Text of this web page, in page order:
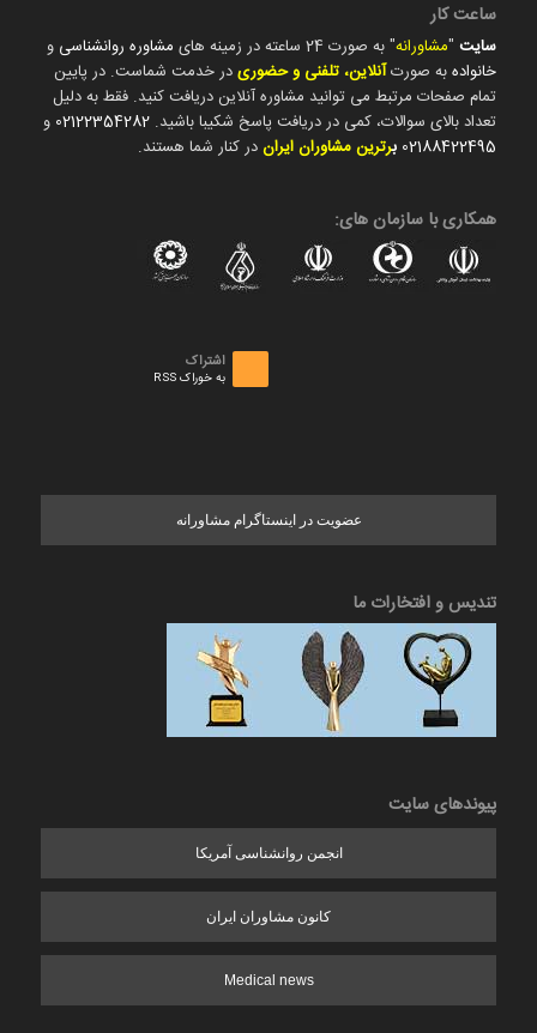
ساعت کار
سایت"مشاورانه" به صورت 24 ساعته در زمینه های مشاوره روانشناسی و
خانوادهبه صورتآنلاین، تلفنی و حضوریدر خدمت شماست. در پایین
تمام صفحات مرتبط می توانید مشاوره آنلاین دریافت کنید. فقط به دلیل
تعداد بالای سوالات، کمی در دریافت پاسخ شکیبا باشید. 02122354282 و
02188422495 برترین مشاوران ایراندر کنار شما هستند.
همکاری با سازمان های:
اشتراک
به خوراک RSS
عضویت در اینستاگرام مشاورانه
تندیس و افتخارات ما
پیوندهای سایت
انجمن روانشناسی آمریکا
کانون مشاوران ایران
Medical news